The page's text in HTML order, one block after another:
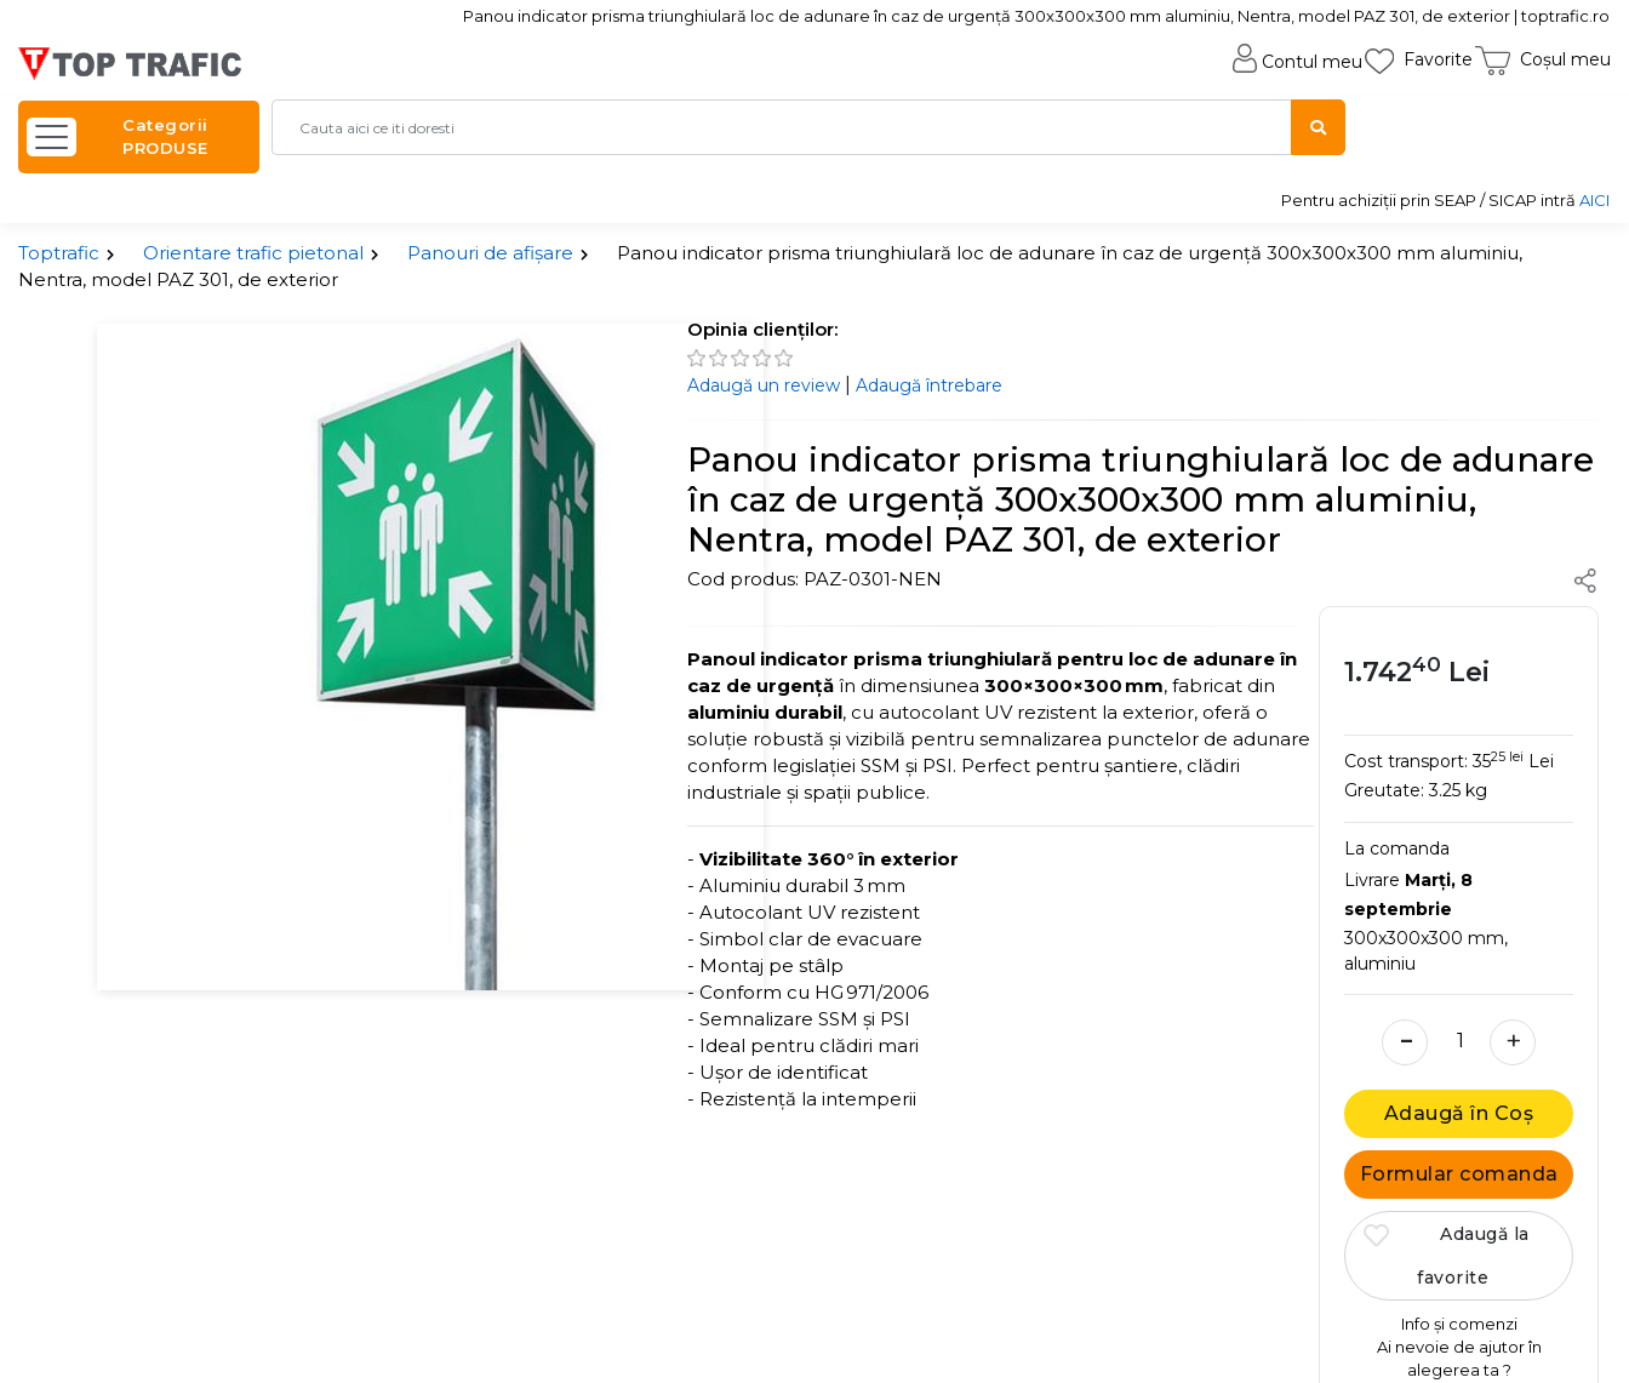
Panou indicator prisma triunghiulară loc de adunare în caz de urgență 300x300x300 mm aluminiu, Nentra, model PAZ 301, de exterior | toptrafic.ro
Contul meu Favorite Coșul meu
Categorii
PRODUSE
Pentru achiziții prin SEAP / SICAP intră AICI
Toptrafic Orientare trafic pietonal Panouri de afișare
Panou indicator prisma triunghiulară loc de adunare în caz de urgență 300x300x300 mm aluminiu,
Nentra, model PAZ 301, de exterior
Opinia clienților:
Adaugă un review |Adaugă întrebare
Panou indicator prisma triunghiulară loc de adunare
în caz de urgență 300x300x300 mm aluminiu,
Nentra, model PAZ 301, de exterior
Cod produs: PAZ-0301-NEN
Panoul indicator prisma triunghiulară pentru loc de adunare în
caz de urgență în dimensiunea300×300×300 mm, fabricat din
aluminiu durabil, cu autocolant UV rezistent la exterior, oferă o
soluție robustă și vizibilă pentru semnalizarea punctelor de adunare
conform legislației SSM și PSI. Perfect pentru șantiere, clădiri
industriale și spații publice.
- Vizibilitate 360° în exterior
- Aluminiu durabil 3 mm
- Autocolant UV rezistent
- Simbol clar de evacuare
- Montaj pe stâlp
- Conform cu HG 971/2006
- Semnalizare SSM și PSI
- Ideal pentru clădiri mari
- Ușor de identificat
- Rezistență la intemperii
1.74240 Lei
Cost transport:3525 lei Lei
Greutate:3.25 kg
La comanda
Livrare Marţi, 8
septembrie
300x300x300 mm,
aluminiu
- +
Adaugă în Coș
Formular comanda
Adaugă la
favorite
Info și comenzi
Ai nevoie de ajutor în
alegerea ta ?